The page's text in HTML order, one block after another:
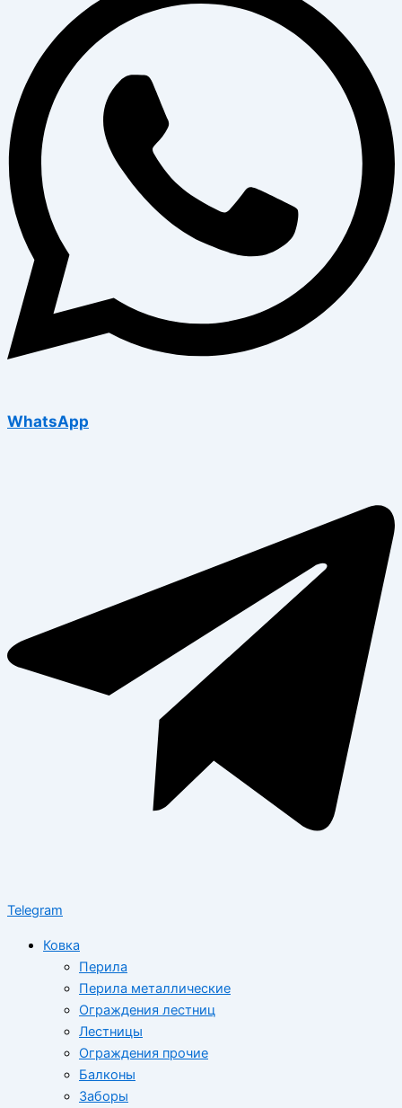
WhatsApp
Telegram
Ковка
Перила
Перила металлические
Ограждения лестниц
Лестницы
Ограждения прочие
Балконы
Заборы